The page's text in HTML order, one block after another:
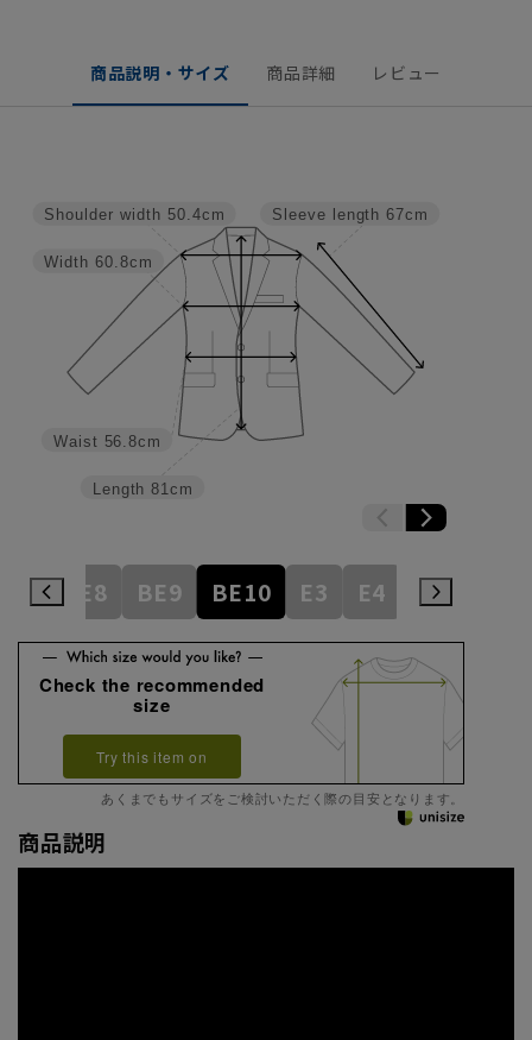
商品説明・サイズ 商品詳細 レビュー
Sleeve length 67cm
Length 81cm
Waist 56.8cm
Width 60.8cm
Shoulder width 50.4cm
BE8 BE9 BE10 E3 E4 E5
Check the recommended
size
Try this item on
あくまでもサイズをご検討いただく際の目安となります。
商品説明